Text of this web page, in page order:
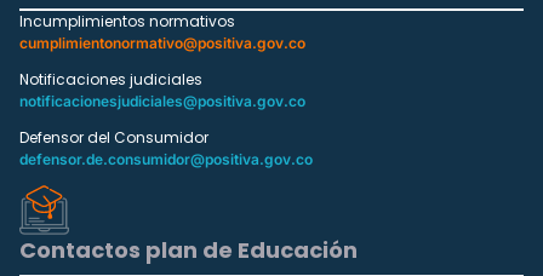
Incumplimientos normativos
cumplimientonormativo@positiva.gov.co
Notificaciones judiciales
notificacionesjudiciales@positiva.gov.co
Defensor del Consumidor
defensor.de.consumidor@positiva.gov.co
Contactos plan de Educación